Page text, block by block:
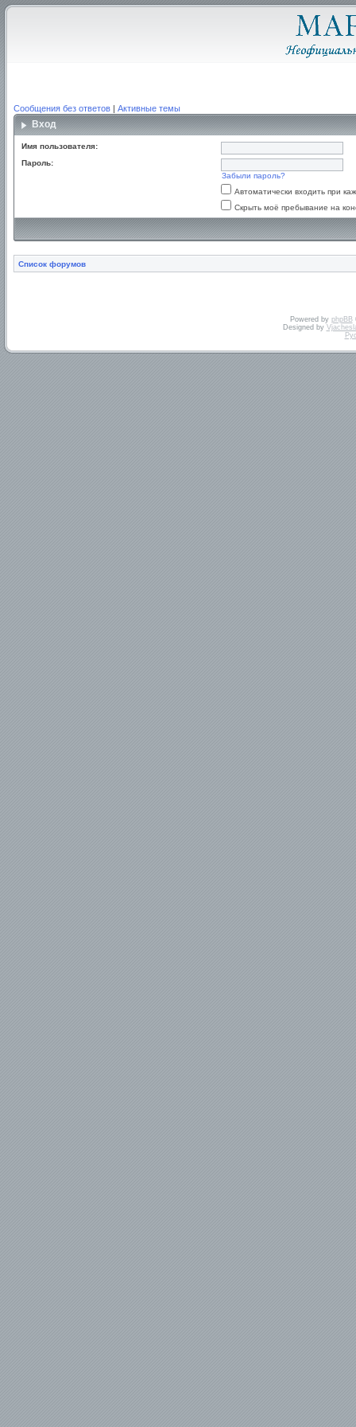
Сообщения без ответов | Активные темы
Вход
Имя пользователя:
Пароль:
Забыли пароль?
Автоматически входить при
Скрыть моё пребывание на
Список форумов
Powered by phpBB
Designed by